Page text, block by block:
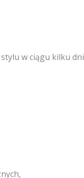
w ciągu kilku